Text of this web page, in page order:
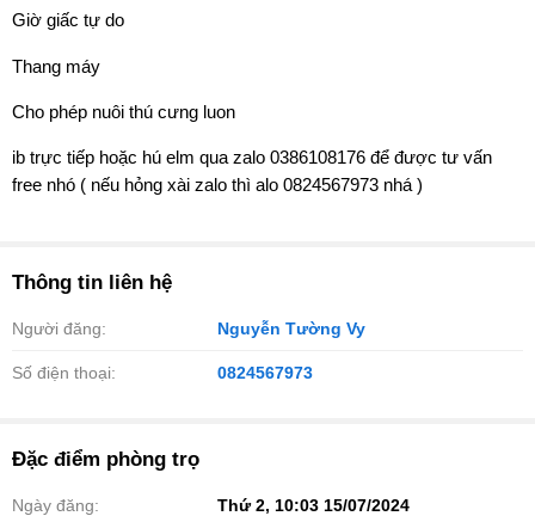
Giờ giấc tự do
Thang máy
Cho phép nuôi thú cưng luon️
ib trực tiếp hoặc hú elm qua zalo 0386108176 để được tư vấn
free nhó ( nếu hỏng xài zalo thì alo 0824567973 nhá )
Thông tin liên hệ
Người đăng: Nguyễn Tường Vy
Số điện thoại: 0824567973
Đặc điểm phòng trọ
Ngày đăng: Thứ 2, 10:03 15/07/2024